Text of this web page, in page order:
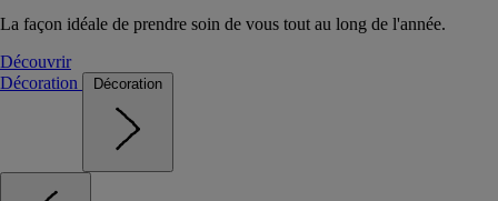
La façon idéale de prendre soin de vous tout au long de l'année.
Découvrir
Décoration
Décoration